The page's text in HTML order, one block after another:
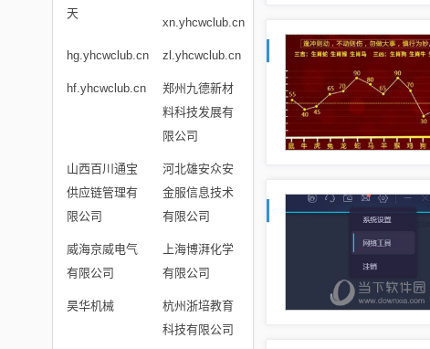
天
xn.yhcwclub.cn
hg.yhcwclub.cn zl.yhcwclub.cn
hf.yhcwclub.cn
郑州九德新材
料科技发展有
限公司
山西百川通宝
供应链管理有
限公司
河北雄安众安
金服信息技术
有限公司
威海京威电气
有限公司
上海博湃化学
有限公司
昊华机械
杭州浙培教育
科技有限公司